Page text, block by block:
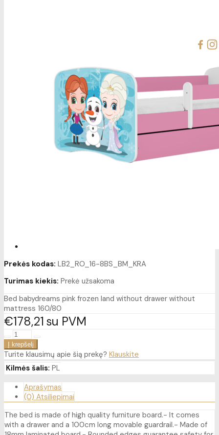
Prekės kodas: LB2_RO_16-8BS_BM_KRA
Turimas kiekis: Prekė užsakoma
Bed babydreams pink frozen land without drawer without
mattress 160/80
€178 21 su PVM
Turite klausimų apie šią prekę? Klauskite
Kilmės šalis: PL
Aprašymas
(0) Atsiliepimai
The bed is made of high quality furniture board.- It comes
with a drawer and a 100cm long movable guardrail.- Made of